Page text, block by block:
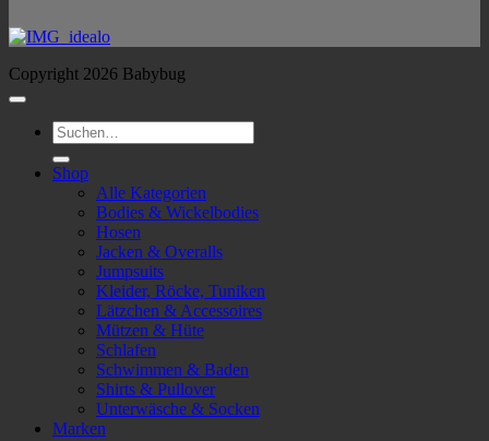
Copyright 2026 Babybug
Suchen
nach:
Shop
Alle Kategorien
Bodies & Wickelbodies
Hosen
Jacken & Overalls
Jumpsuits
Kleider, Röcke, Tuniken
Lätzchen & Accessoires
Mützen & Hüte
Schlafen
Schwimmen & Baden
Shirts & Pullover
Unterwäsche & Socken
Marken